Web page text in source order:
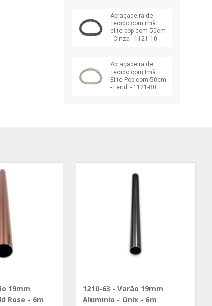
Abraçadeira de
Tecido com imã
elite pop com 50cm
- Cinza - 1121-10
Abraçadeira de
Tecido com Ímã
Elite Pop com 50cm
- Fendi - 1121-80
19mm
Rose - 6m
1210-63 - Varão 19mm
Aluminio - Onix - 6m